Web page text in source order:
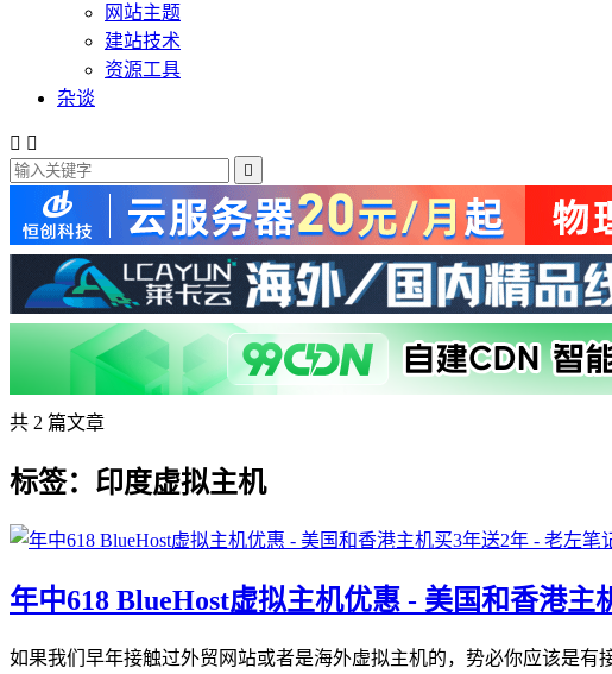
网站主题
建站技术
资源工具
杂谈
 

共 2 篇文章
标签：印度虚拟主机
年中618 BlueHost虚拟主机优惠 - 美国和香港主
如果我们早年接触过外贸网站或者是海外虚拟主机的，势必你应该是